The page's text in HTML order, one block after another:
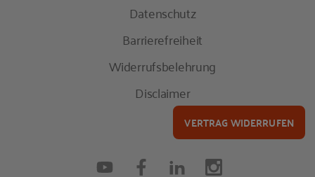
Datenschutz
Barrierefreiheit
Widerrufsbelehrung
Disclaimer
VERTRAG WIDERRUFEN